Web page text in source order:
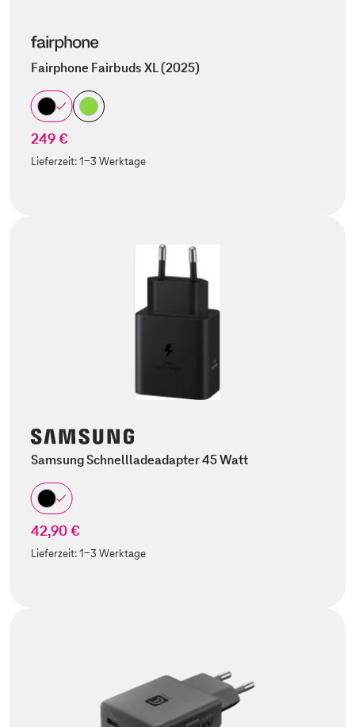
Fairphone Fairbuds XL (2025)
249 €
Lieferzeit:1-3 Werktage
Samsung Schnellladeadapter 45 Watt
42,90 €
Lieferzeit:1-3 Werktage